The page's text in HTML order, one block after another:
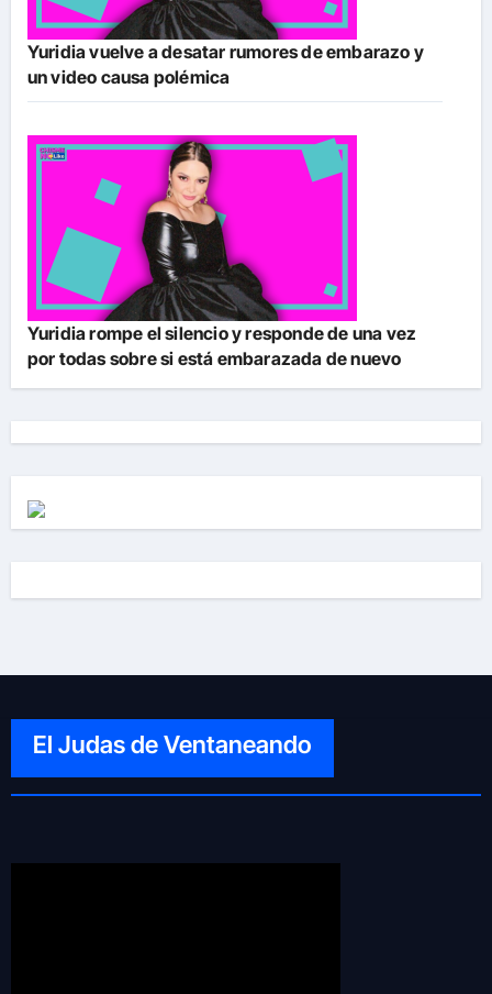
Yuridia vuelve a desatar rumores de embarazo y
un video causa polémica
Yuridia rompe el silencio y responde de una vez
por todas sobre si está embarazada de nuevo
El Judas de Ventaneando